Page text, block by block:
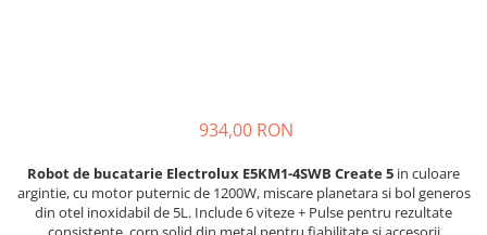
Dezinfectanti
Accesorii Audio Hi-Fi
934,00 RON
Robot de bucatarie Electrolux E5KM1-4SWB Create 5 in culoare
argintie, cu motor puternic de 1200W, miscare planetara si bol generos
din otel inoxidabil de 5L. Include 6 viteze + Pulse pentru rezultate